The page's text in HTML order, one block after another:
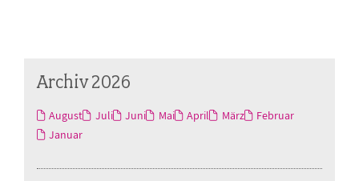
Archiv 2026
August Juli Juni Mai April März
Februar
Januar